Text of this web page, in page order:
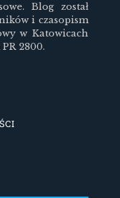
Blog został
i czasopism
w Katowicach
2800.